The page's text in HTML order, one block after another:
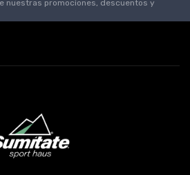
nuestras promociones, descuentos y